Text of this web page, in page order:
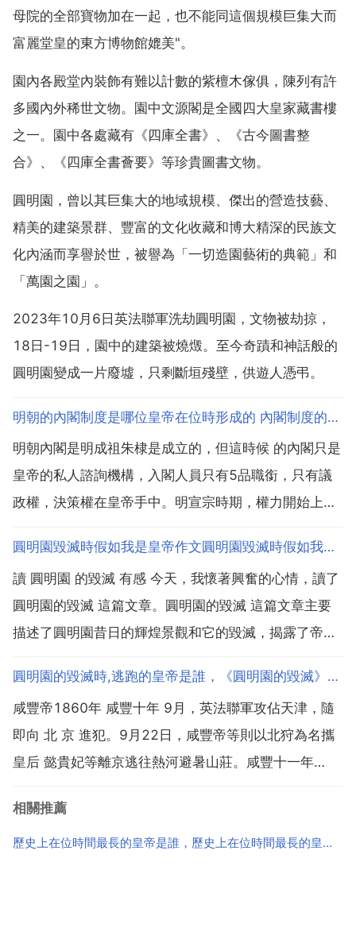
母院的全部寶物加在一起，也不能同這個規模巨集大而
富麗堂皇的東方博物館媲美"。
園內各殿堂內裝飾有難以計數的紫檀木傢俱，陳列有許
多國內外稀世文物。園中文源閣是全國四大皇家藏書樓
之一。園中各處藏有《四庫全書》、《古今圖書整
合》、《四庫全書薈要》等珍貴圖書文物。
圓明園，曾以其巨集大的地域規模、傑出的營造技藝、
精美的建築景群、豐富的文化收藏和博大精深的民族文
化內涵而享譽於世，被譽為「一切造園藝術的典範」和
「萬園之園」。
2023年10月6日英法聯軍洗劫圓明園，文物被劫掠，
18日-19日，園中的建築被燒燬。至今奇蹟和神話般的
圓明園變成一片廢墟，只剩斷垣殘壁，供遊人憑弔。
明朝的內閣制度是哪位皇帝在位時形成的 內閣制度的建立有什麼意
明朝內閣是明成祖朱棣是成立的，但這時候 的內閣只是
皇帝的私人諮詢機構，入閣人員只有5品職銜，只有議
政權，決策權在皇帝手中。明宣宗時期，權力開始上升
奏章，甚至老百姓給皇帝提出的建議，都由通政使司彙
總，司禮監呈報皇帝過目，再交到內閣，內閣負責草擬
處理意...
圓明園毀滅時假如我是皇帝作文圓明園毀滅時假如我是皇帝作文400字
讀 圓明園 的毀滅 有感 今天，我懷著興奮的心情，讀了
圓明園的毀滅 這篇文章。圓明園的毀滅 這篇文章主要
描述了圓明園昔日的輝煌景觀和它的毀滅，揭露了帝國
對侵略者的痛恨之情。讀了文章後，我才知道圓明園是
圓明 萬春 長春三園的總稱。始建於1709年，歷時...
圓明園的毀滅時,逃跑的皇帝是誰，《圓明園的毀滅》中，假如你是當時的皇帝，你會怎麼做？
咸豐帝1860年 咸豐十年 9月，英法聯軍攻佔天津，隨
即向 北 京 進犯。9月22日，咸豐帝等則以北狩為名攜
皇后 懿貴妃等離京逃往熱河避暑山莊。咸豐十一年
8月22日，咸豐帝駕崩崩於承德避暑山莊煙波致爽殿，
享年31歲。英法聯軍火燒圓明園,咸豐跑...
相關推薦
歷史上在位時間最長的皇帝是誰，歷史上在位時間最長的皇帝是誰